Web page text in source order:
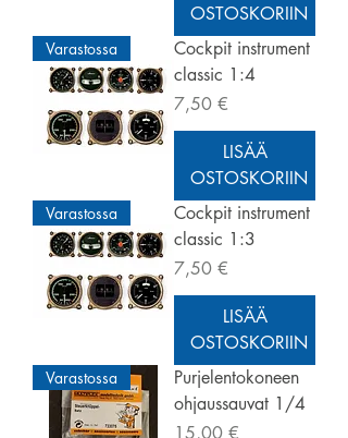
OSTOSKORIIN
Varastossa
Cockpit instrument
classic 1:4
Hinta
7,50 €
LISÄÄ
OSTOSKORIIN
Varastossa
Cockpit instrument
classic 1:3
Hinta
7,50 €
LISÄÄ
OSTOSKORIIN
Varastossa
Purjelentokoneen
ohjaussauvat 1/4
Hinta
15,00 €